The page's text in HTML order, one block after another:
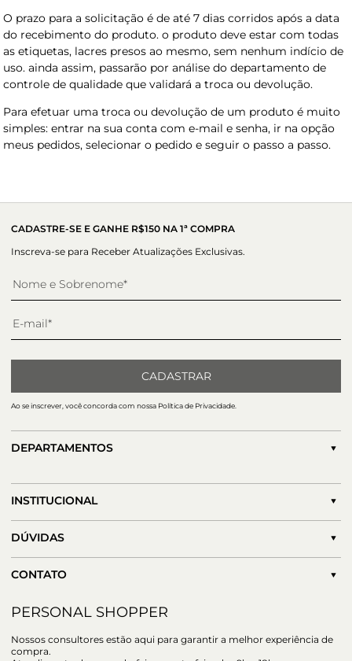
O prazo para a solicitação é de até 7 dias corridos após a data
do recebimento do produto. o produto deve estar com todas
as etiquetas, lacres presos ao mesmo, sem nenhum indício de
uso. ainda assim, passarão por análise do departamento de
controle de qualidade que validará a troca ou devolução.
Para efetuar uma troca ou devolução de um produto é muito
simples: entrar na sua conta com e-mail e senha, ir na opção
meus pedidos, selecionar o pedido e seguir o passo a passo.
CADASTRE-SE E GANHE R$150 NA 1ª COMPRA
Inscreva-se para Receber Atualizações Exclusivas.
CADASTRAR
Ao se inscrever, você concorda com nossa Política de Privacidade.
DEPARTAMENTOS
INSTITUCIONAL
DÚVIDAS
CONTATO
PERSONAL SHOPPER
Nossos consultores estão aqui para garantir a melhor experiência de
compra.